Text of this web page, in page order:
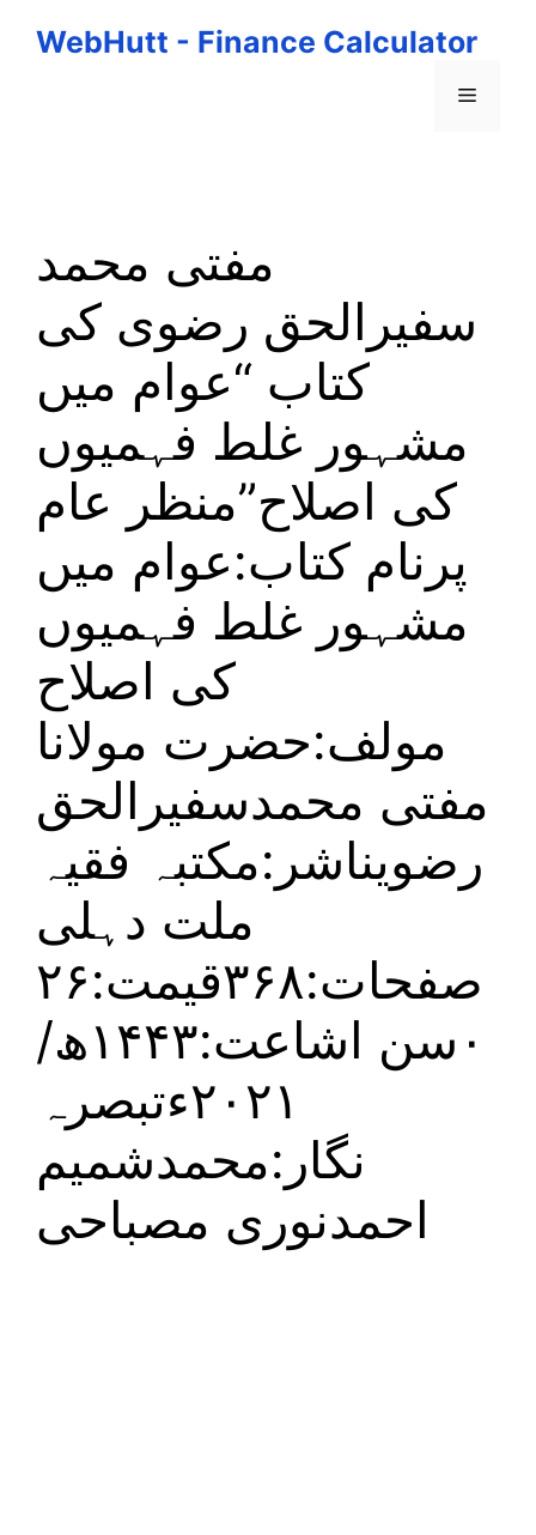
WebHutt - Finance Calculator
Menu
مفتی محمد
سفیرالحق رضوی کی
کتاب “عوام میں
مشہور غلط فہمیوں
کی اصلاح”منظر عام
پرنام کتاب:عوام میں
مشہور غلط فہمیوں
کی اصلاح
مولف:حضرت مولانا
مفتی محمدسفیرالحق
رضویناشر:مکتبہ فقیہ
ملت دہلی
صفحات:۳۶۸قیمت:۲۶
۰سن اشاعت:۱۴۴۳ھ/
۲۰۲۱ءتبصرہ
نگار:محمدشمیم
احمدنوری مصباحی